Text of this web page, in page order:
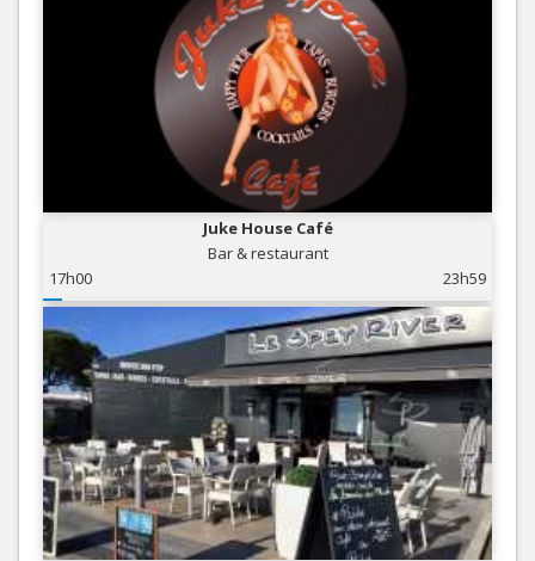
Juke House Café
Bar & restaurant
17h00
23h59